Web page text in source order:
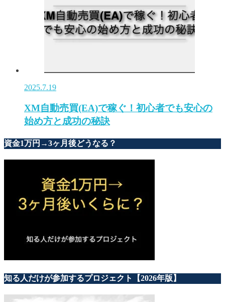
2025.7.19
XM自動売買(EA)で稼ぐ！初心者でも安心の
始め方と成功の秘訣
資金1万円→3ヶ月後どうなる？
知る人だけが参加するプロジェクト【2026年版】